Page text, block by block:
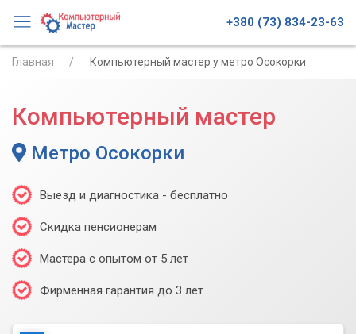
+380 (73) 834-23-63
Главная Компьютерный мастер у метро Осокорки
Компьютерный мастер
Метро Осокорки
Выезд и диагностика - бесплатно
Скидка пенсионерам
Мастера с опытом от 5 лет
Фирменная гарантия до 3 лет